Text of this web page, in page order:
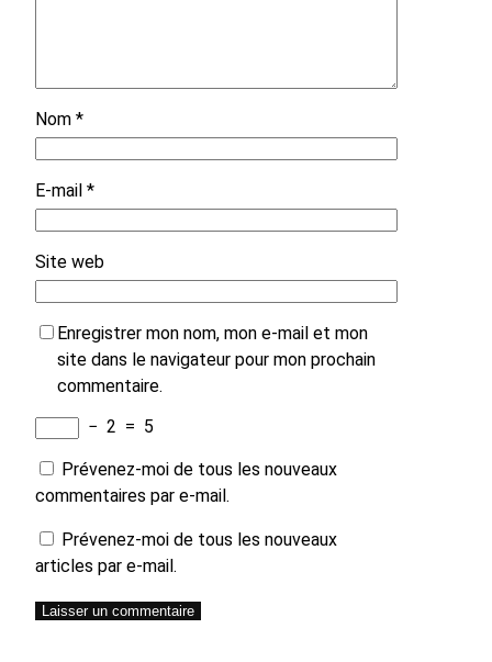
Nom *
E-mail *
Site web
Enregistrer mon nom, mon e-mail et mon
site dans le navigateur pour mon prochain
commentaire.
− 2 = 5
Prévenez-moi de tous les nouveaux
commentaires par e-mail.
Prévenez-moi de tous les nouveaux
articles par e-mail.